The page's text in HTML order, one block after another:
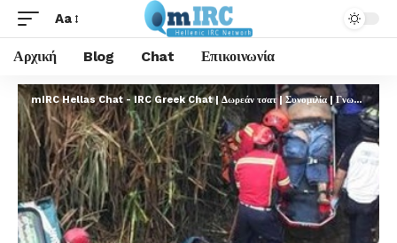
Aa
Αρχική Blog Chat Επικοινωνία
mIRC Hellas Chat - IRC Greek Chat | Δωρεάν τσατ | Συνομιλία | Γνωριμίες | FREE